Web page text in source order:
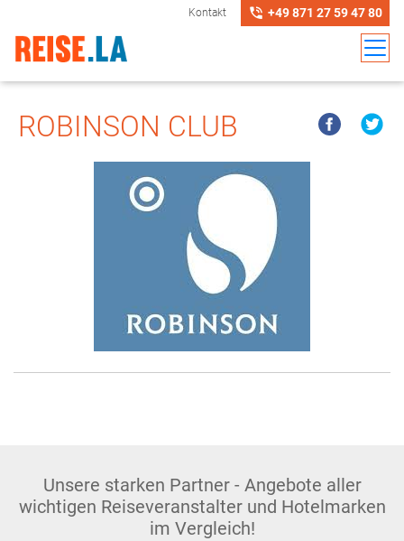
Kontakt +49 871 27 59 47 80
ROBINSON CLUB
Unsere starken Partner - Angebote aller
wichtigen Reiseveranstalter und Hotelmarken
im Vergleich!